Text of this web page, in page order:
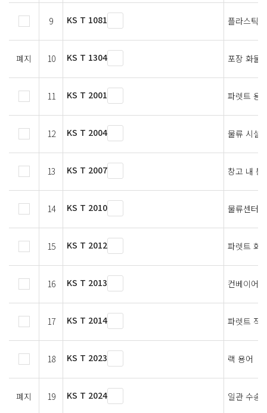
9 KS T 1081 플라스틱
폐지 10 KS T 1304 포장 화물
11 KS T 2001 파렛트 용
12 KS T 2004 물류 시설
13 KS T 2007 창고 내 통
14 KS T 2010 물류센터
15 KS T 2012 파렛트 화
16 KS T 2013 컨베이어
17 KS T 2014 파렛트 적
18 KS T 2023 랙 용어
폐지 19 KS T 2024 일관 수송